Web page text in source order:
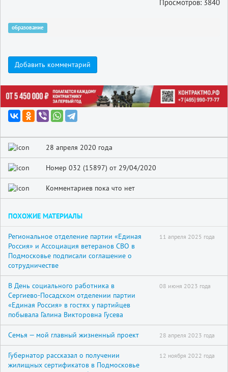
Просмотров: 3840
образование
Добавить комментарий
28 апреля 2020 года
Номер 032 (15897) от 29/04/2020
Комментариев пока что нет
ПОХОЖИЕ МАТЕРИАЛЫ
Региональное отделение партии «Единая
Россия» и Ассоциация ветеранов СВО в
Подмосковье подписали соглашение о
сотрудничестве
11 апреля 2025 года
В День социального работника в
Сергиево-Посадском отделении партии
«Единая Россия» в гостях у партийцев
побывала Галина Викторовна Гусева
08 июня 2023 года
Семья — мой главный жизненный проект 28 апреля 2023 года
Губернатор рассказал о получении
жилищных сертификатов в Подмосковье
12 ноября 2022 года